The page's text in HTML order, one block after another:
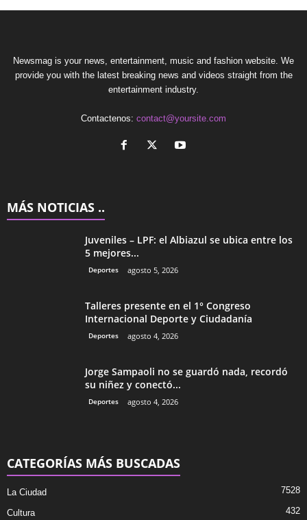
Newsmag is your news, entertainment, music and fashion website. We
provide you with the latest breaking news and videos straight from the
entertainment industry.
Contactenos: contact@yoursite.com
MÁS NOTICIAS ..
Juveniles – LPF: el Albiazul se ubica entre los
5 mejores...
Deportes agosto 5, 2026
Talleres presente en el 1° Congreso
Internacional Deporte y Ciudadanía
Deportes agosto 4, 2026
Jorge Sampaoli no se guardó nada, recordó
su niñez y conectó...
Deportes agosto 4, 2026
CATEGORÍAS MÁS BUSCADAS
La Ciudad 7528
Cultura 432